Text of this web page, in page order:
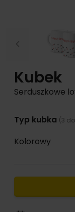
Previous
Kubek
Serduszkowe
Typ kubka (3
Kolorowy